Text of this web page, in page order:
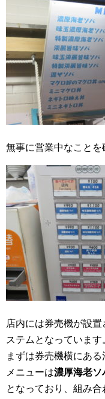
無事に営業中なことを
店内には券売機が設
ステムとなっています
まずは券売機横にある
メニューは濃厚海老ソ
となっており、組み合